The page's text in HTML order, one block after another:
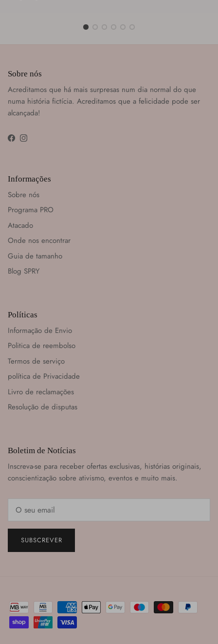
Sobre nós
Acreditamos que há mais surpresas num dia normal do que
numa história fictícia. Acreditamos que a felicidade pode ser
alcançada!
FacebookInstagram
Informações
Sobre nós
Programa PRO
Atacado
Onde nos encontrar
Guia de tamanho
Blog SPRY
Políticas
Informação de Envio
Politica de reembolso
Termos de serviço
política de Privacidade
Livro de reclamações
Resolução de disputas
Boletim de Notícias
Inscreva-se para receber ofertas exclusivas, histórias originais,
conscientização sobre ativismo, eventos e muito mais.
SUBSCREVER